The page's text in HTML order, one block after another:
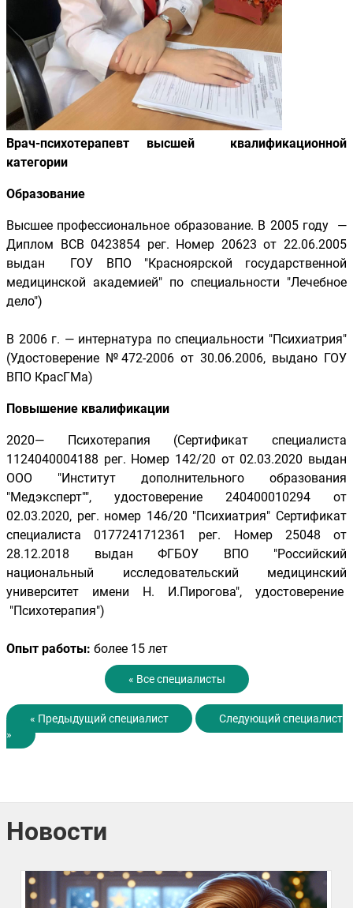
Врач-психотерапевт высшей квалификационной
категории
Образование
Высшее профессиональное образование. В 2005 году —
Диплом ВСВ 0423854 рег. Номер 20623 от 22.06.2005
выдан ГОУ ВПО "Красноярской государственной
медицинской академией" по специальности "Лечебное
дело")
В 2006 г. — интернатура по специальности "Психиатрия"
(Удостоверение №472-2006 от 30.06.2006, выдано ГОУ
ВПО КрасГМа)
Повышение квалификации
2020— Психотерапия (Сертификат специалиста
1124040004188 рег. Номер 142/20 от 02.03.2020 выдан
ООО "Институт дополнительного образования
"Медэксперт"", удостоверение 240400010294 от
02.03.2020, рег. номер 146/20 "Психиатрия" Сертификат
специалиста 0177241712361 рег. Номер 25048 от
28.12.2018 выдан ФГБОУ ВПО "Российский
национальный исследовательский медицинский
университет имени Н. И.Пирогова", удостоверение
"Психотерапия")
Опыт работы: более 15 лет
« Все специалисты
« Предыдущий специалист
Следующий специалист
»
Новости